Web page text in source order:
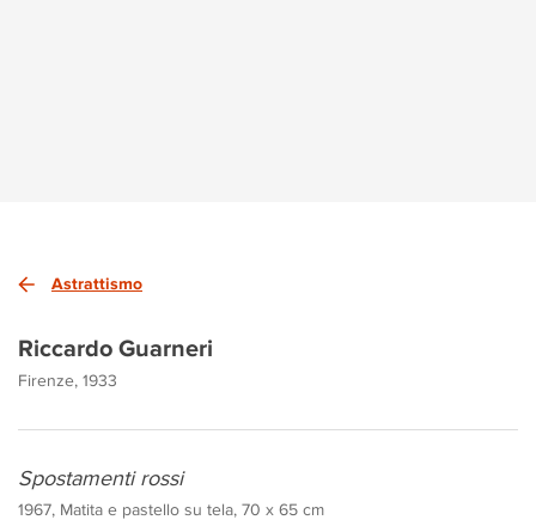
Astrattismo
Riccardo Guarneri
Firenze, 1933
Spostamenti rossi
1967, Matita e pastello su tela, 70 x 65 cm